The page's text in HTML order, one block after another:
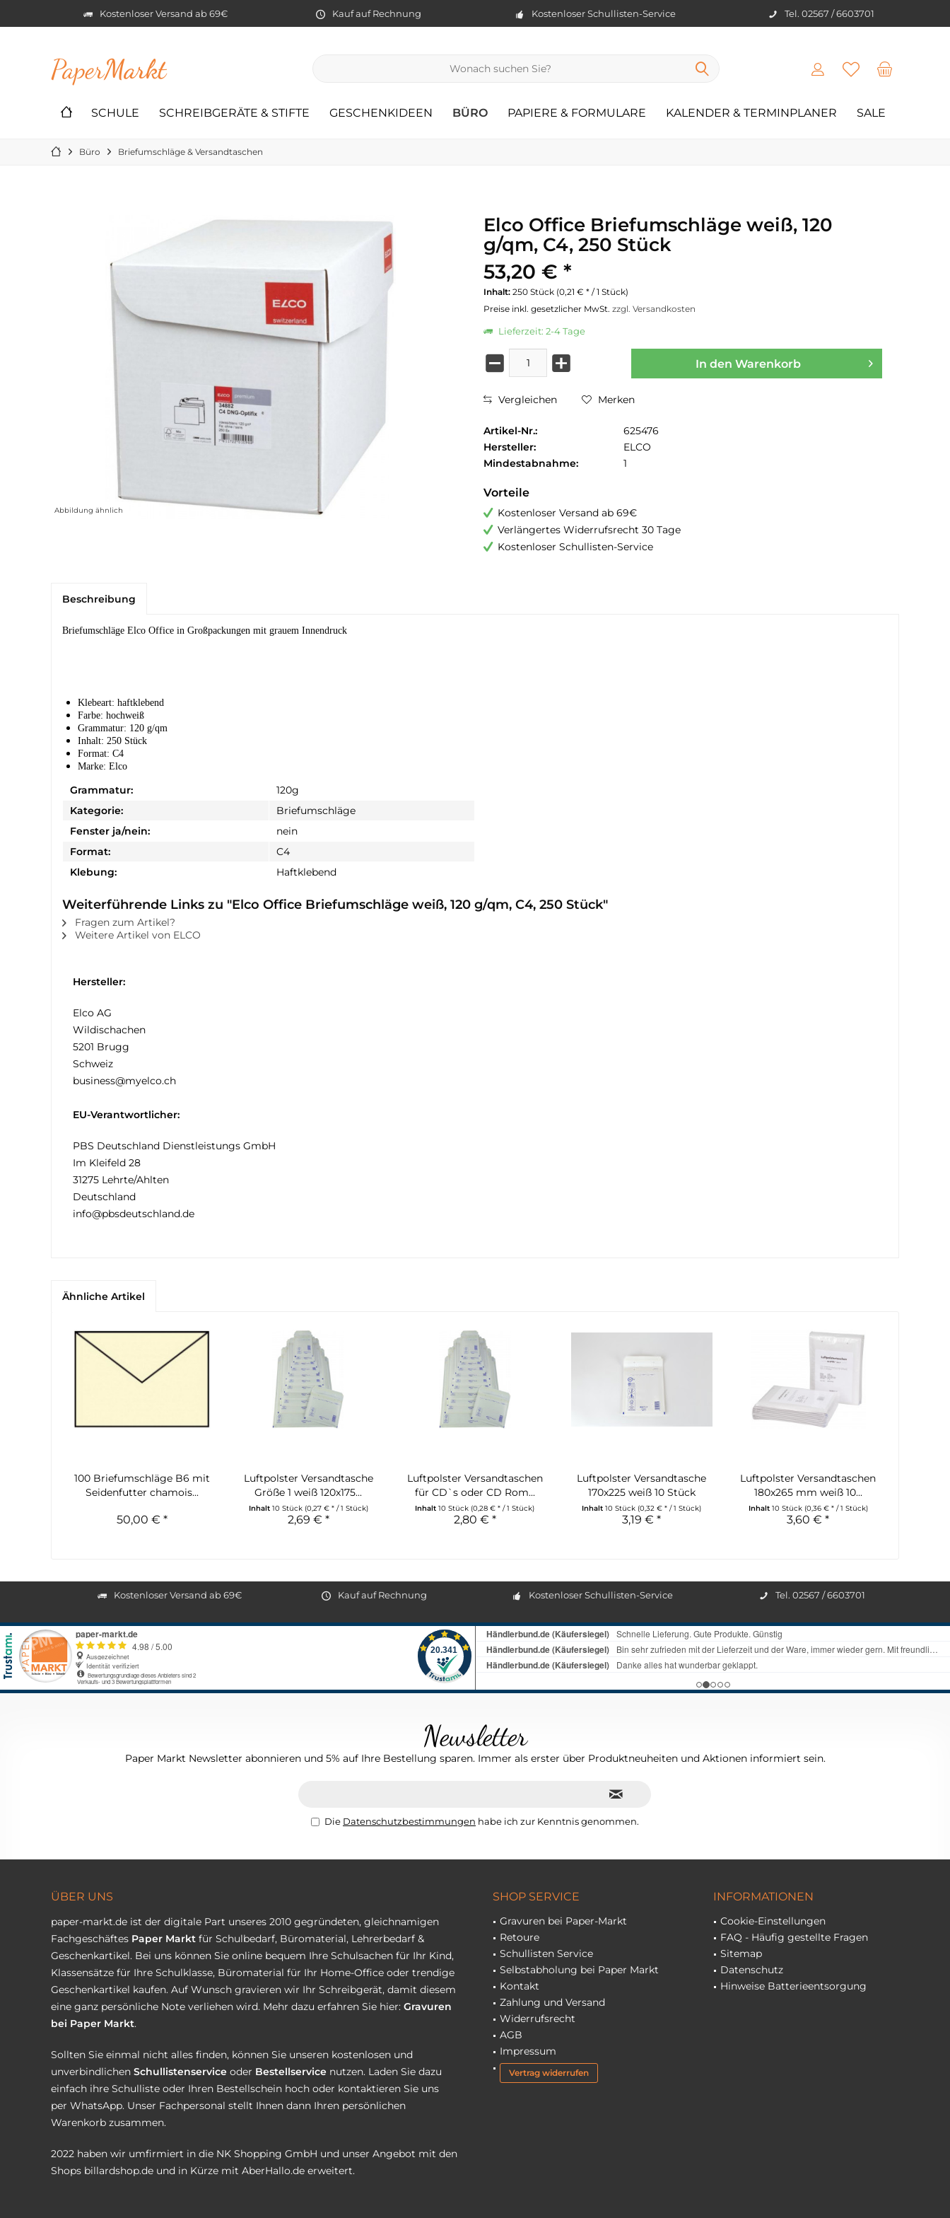
Kostenloser Versand ab 69€ Kauf auf Rechnung Kostenloser Schullisten-Service Tel. 02567 / 6603701
PaperMarkt
SCHULE SCHREIBGERÄTE & STIFTE GESCHENKIDEEN BÜRO PAPIERE & FORMULARE KALENDER & TERMINPLANER SALE
Büro Briefumschläge & Versandtaschen
Abbildung ähnlich
Elco Office Briefumschläge weiß, 120
g/qm, C4, 250 Stück
53,20 € *
Inhalt: 250 Stück (0,21 € * / 1 Stück)
Preise inkl. gesetzlicher MwSt. zzgl. Versandkosten
Lieferzeit: 2-4 Tage
In den Warenkorb
Vergleichen Merken
Artikel-Nr.:
625476
Hersteller:
ELCO
Mindestabnahme:
1
Vorteile
Kostenloser Versand ab 69€
Verlängertes Widerrufsrecht 30 Tage
Kostenloser Schullisten-Service
Beschreibung
Briefumschläge Elco Office in Großpackungen mit grauem Innendruck
Klebeart: haftklebend
Farbe: hochweiß
Grammatur: 120 g/qm
Inhalt: 250 Stück
Format: C4
Marke: Elco
Grammatur:
120g
Kategorie:
Briefumschläge
Fenster ja/nein:
nein
Format:
C4
Klebung:
Haftklebend
Weiterführende Links zu "Elco Office Briefumschläge weiß, 120 g/qm, C4, 250 Stück"
Fragen zum Artikel?
Weitere Artikel von ELCO
Hersteller:
Elco AG
Wildischachen
5201 Brugg
Schweiz
business@myelco.ch
EU-Verantwortlicher:
PBS Deutschland Dienstleistungs GmbH
Im Kleifeld 28
31275 Lehrte/Ahlten
Deutschland
info@pbsdeutschland.de
Ähnliche Artikel
100 Briefumschläge B6 mit
Seidenfutter chamois...
50,00 € *
Luftpolster Versandtasche
Größe 1 weiß 120x175...
Inhalt 10 Stück (0,27 € * / 1 Stück)
2,69 € *
Luftpolster Versandtaschen
für CD`s oder CD Rom...
Inhalt10 Stück (0,28 € * / 1 Stück)
2,80 € *
Luftpolster Versandtasche
170x225 weiß 10 Stück
Inhalt10 Stück (0,32 € * / 1 Stück)
3,19 € *
Luftpolster Versandtaschen
180x265 mm weiß 10...
Inhalt 10 Stück (0,36 € * / 1 Stück)
3,60 € *
Kostenloser Versand ab 69€ Kauf auf Rechnung Kostenloser Schullisten-Service Tel. 02567 / 6603701
Newsletter
Paper Markt Newsletter abonnieren und 5% auf Ihre Bestellung sparen. Immer als erster über Produktneuheiten und Aktionen informiert sein.
Die Datenschutzbestimmungen habe ich zur Kenntnis genommen.
ÜBER UNS
paper-markt.de ist der digitale Part unseres 2010 gegründeten, gleichnamigen
Fachgeschäftes Paper Markt für Schulbedarf, Büromaterial, Lehrerbedarf &
Geschenkartikel. Bei uns können Sie online bequem Ihre Schulsachen für Ihr Kind,
Klassensätze für Ihre Schulklasse, Büromaterial für Ihr Home-Office oder trendige
Geschenkartikel kaufen. Auf Wunsch gravieren wir Ihr Schreibgerät, damit diesem
eine ganz persönliche Note verliehen wird. Mehr dazu erfahren Sie hier: Gravuren
bei Paper Markt.
Sollten Sie einmal nicht alles finden, können Sie unseren kostenlosen und
unverbindlichen Schullistenservice oder Bestellservice nutzen. Laden Sie dazu
einfach ihre Schulliste oder Ihren Bestellschein hoch oder kontaktieren Sie uns
per WhatsApp. Unser Fachpersonal stellt Ihnen dann Ihren persönlichen
Warenkorb zusammen.
2022 haben wir umfirmiert in die NK Shopping GmbH und unser Angebot mit den
Shops billardshop.de und in Kürze mit AberHallo.de erweitert.
SHOP SERVICE
Gravuren bei Paper-Markt
Retoure
Schullisten Service
Selbstabholung bei Paper Markt
Kontakt
Zahlung und Versand
Widerrufsrecht
AGB
Impressum
Vertrag widerrufen
INFORMATIONEN
Cookie-Einstellungen
FAQ - Häufig gestellte Fragen
Sitemap
Datenschutz
Hinweise Batterieentsorgung